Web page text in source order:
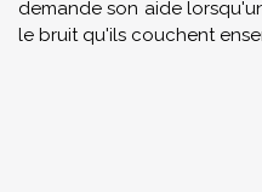
demande son aide
le bruit qu'ils couchent